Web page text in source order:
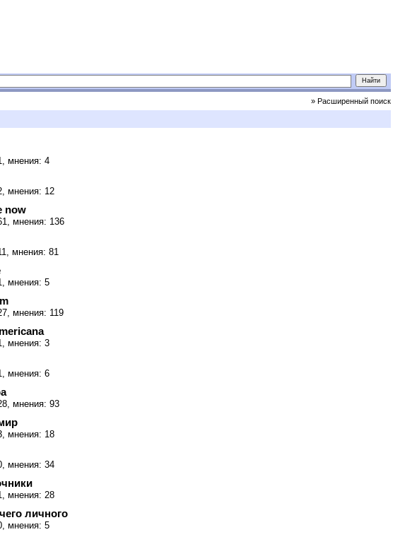
» Расширенный поиск
мнения: 4
мнения: 12
now
мнения: 136
мнения: 81
мнения: 5
мнения: 119
мнения: 3
мнения: 6
мнения: 93
мнения: 18
мнения: 34
мнения: 28
личного
мнения: 5